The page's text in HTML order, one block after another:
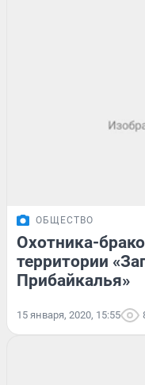
ОБЩЕСТВО
Охотника-
территории
Прибайкалья»
15 января, 2020, 15:55